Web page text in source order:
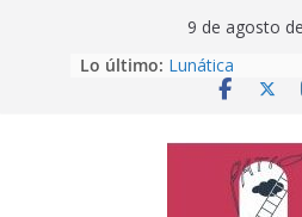
9 de agosto
Lo último: Lunática
Pero, hasta
‘La broma
lecturas
Otra del Mundial